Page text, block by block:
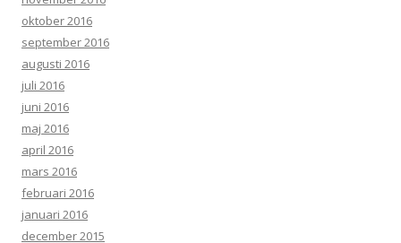
oktober 2016
september 2016
augusti 2016
juli 2016
juni 2016
maj 2016
april 2016
mars 2016
februari 2016
januari 2016
december 2015